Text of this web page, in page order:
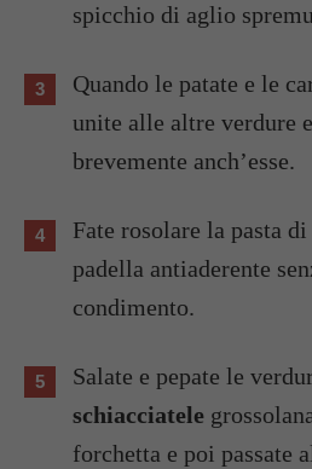
spicchio di aglio
Quando le patate e le
unite alle altre verdure
brevemente anch’esse.
Fate rosolare la pasta di
padella antiaderente
condimento.
Salate e pepate le
schiacciatele
forchetta e poi passate